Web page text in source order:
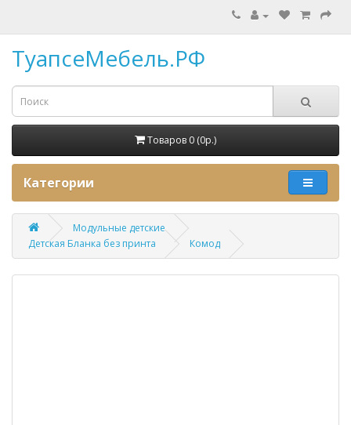
ТуапсеМебель.РФ
Товаров 0 (0p.)
Категории
Модульные детские
Детская Бланка без принта
Комод